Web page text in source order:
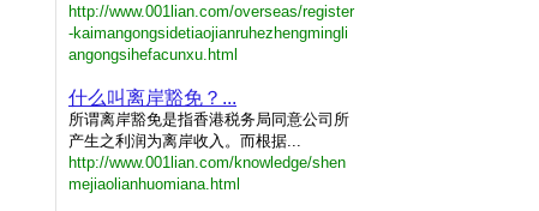
http://www.001lian.com/overseas/register
-kaimangongsidetiaojianruhezhengmingli
angongsihefacunxu.html
什么叫离岸豁免？...
所谓离岸豁免是指香港税务局同意公司所
产生之利润为离岸收入。而根据...
http://www.001lian.com/knowledge/shen
mejiaolianhuomiana.html